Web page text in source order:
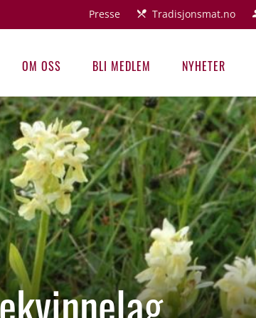
Presse Tradisjonsmat.no
OM OSS BLI MEDLEM NYHETER